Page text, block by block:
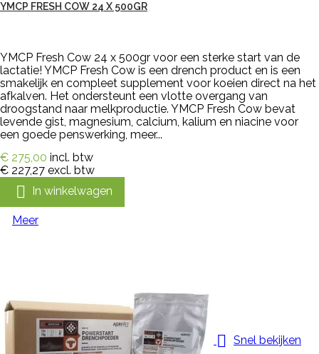
YMCP FRESH COW 24 X 500GR
YMCP Fresh Cow 24 x 500gr voor een sterke start van de
lactatie! YMCP Fresh Cow is een drench product en is een
smakelijk en compleet supplement voor koeien direct na het
afkalven. Het ondersteunt een vlotte overgang van
droogstand naar melkproductie. YMCP Fresh Cow bevat
levende gist, magnesium, calcium, kalium en niacine voor
een goede penswerking, meer...
€ 275,00 incl. btw
€ 227,27 excl. btw
 In winkelwagen
Meer
 Snel bekijken